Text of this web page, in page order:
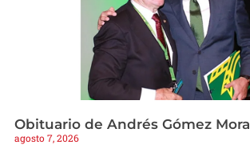
Obituario de Andrés Gómez Mora
agosto 7, 2026